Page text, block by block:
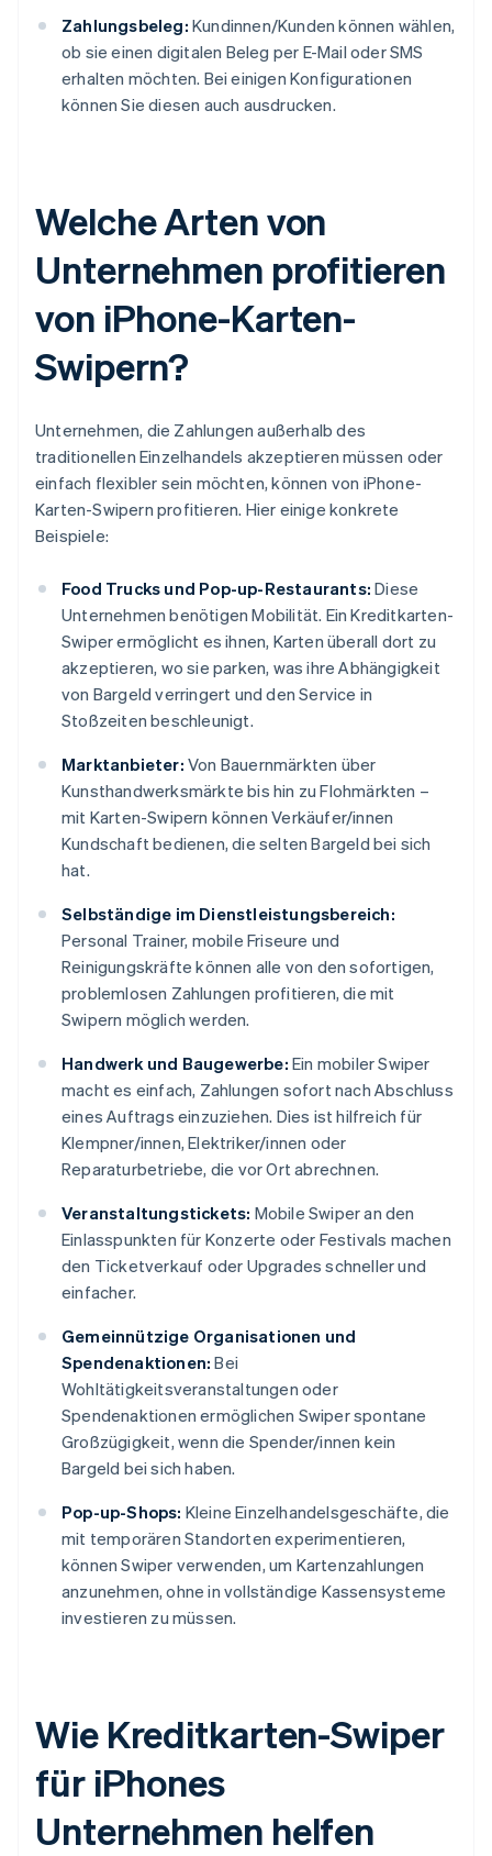
Zahlungsbeleg: Kundinnen/Kunden können wählen,
ob sie einen digitalen Beleg per E-Mail oder SMS
erhalten möchten. Bei einigen Konfigurationen
können Sie diesen auch ausdrucken.
Welche Arten von
Unternehmen profitieren
von iPhone-Karten-
Swipern?
Unternehmen, die Zahlungen außerhalb des
traditionellen Einzelhandels akzeptieren müssen oder
einfach flexibler sein möchten, können von iPhone-
Karten-Swipern profitieren. Hier einige konkrete
Beispiele:
Food Trucks und Pop-up-Restaurants: Diese
Unternehmen benötigen Mobilität. Ein Kreditkarten-
Swiper ermöglicht es ihnen, Karten überall dort zu
akzeptieren, wo sie parken, was ihre Abhängigkeit
von Bargeld verringert und den Service in
Stoßzeiten beschleunigt.
Marktanbieter: Von Bauernmärkten über
Kunsthandwerksmärkte bis hin zu Flohmärkten –
mit Karten-Swipern können Verkäufer/innen
Kundschaft bedienen, die selten Bargeld bei sich
hat.
Selbständige im Dienstleistungsbereich:
Personal Trainer, mobile Friseure und
Reinigungskräfte können alle von den sofortigen,
problemlosen Zahlungen profitieren, die mit
Swipern möglich werden.
Handwerk und Baugewerbe: Ein mobiler Swiper
macht es einfach, Zahlungen sofort nach Abschluss
eines Auftrags einzuziehen. Dies ist hilfreich für
Klempner/innen, Elektriker/innen oder
Reparaturbetriebe, die vor Ort abrechnen.
Veranstaltungstickets: Mobile Swiper an den
Einlasspunkten für Konzerte oder Festivals machen
den Ticketverkauf oder Upgrades schneller und
einfacher.
Gemeinnützige Organisationen und
Spendenaktionen: Bei
Wohltätigkeitsveranstaltungen oder
Spendenaktionen ermöglichen Swiper spontane
Großzügigkeit, wenn die Spender/innen kein
Bargeld bei sich haben.
Pop-up-Shops: Kleine Einzelhandelsgeschäfte, die
mit temporären Standorten experimentieren,
können Swiper verwenden, um Kartenzahlungen
anzunehmen, ohne in vollständige Kassensysteme
investieren zu müssen.
Wie Kreditkarten-Swiper
für iPhones
Unternehmen helfen